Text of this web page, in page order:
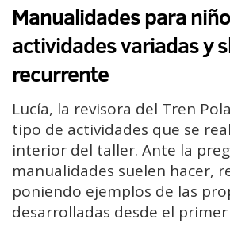
Manualidades para
actividades variadas y
recurrente
Lucía, la revisora del Tren
tipo de actividades que se
interior del taller. Ante la
manualidades suelen hacer,
poniendo ejemplos de las
desarrolladas desde el